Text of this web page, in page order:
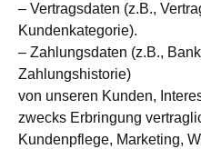
– Vertragsdaten (z.B.,
Kundenkategorie).
– Zahlungsdaten (z.B.,
Zahlungshistorie)
von unseren Kunden,
zwecks Erbringung
Kundenpflege, Marketing,